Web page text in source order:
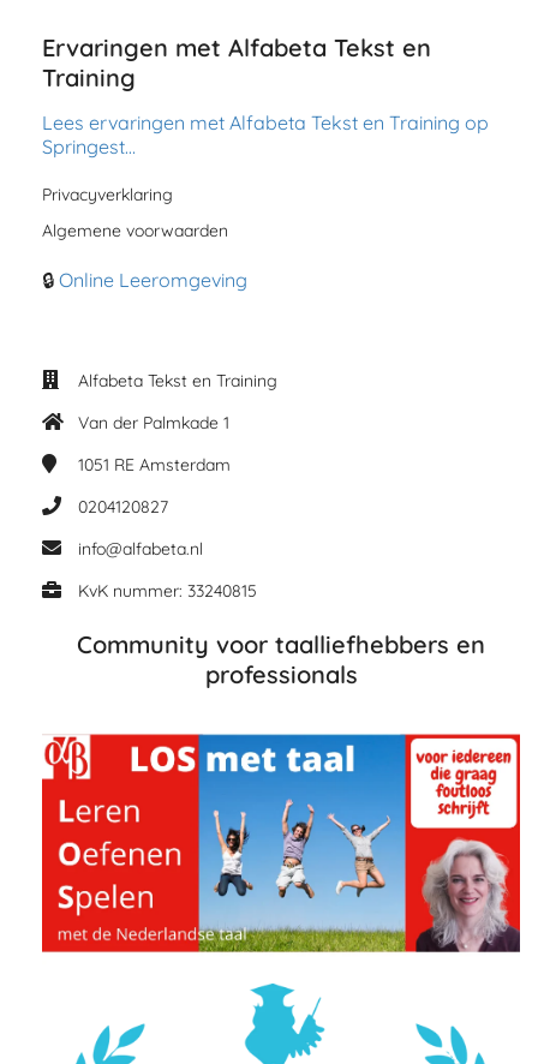
Ervaringen met Alfabeta Tekst en
Training
Lees ervaringen met Alfabeta Tekst en Training op
Springest…
Privacyverklaring
Algemene voorwaarden
🔒 Online Leeromgeving
Alfabeta Tekst en Training
Van der Palmkade 1
1051 RE Amsterdam
0204120827
info@alfabeta.nl
KvK nummer: 33240815
Community voor taalliefhebbers en
professionals